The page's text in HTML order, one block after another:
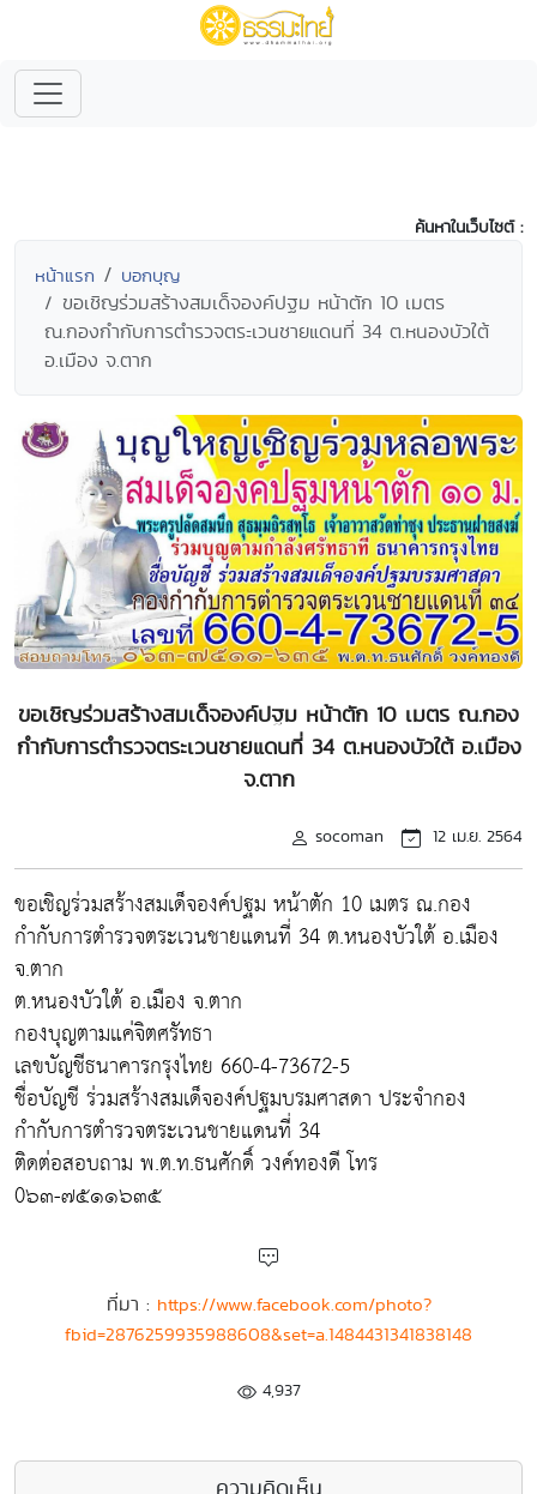
ค้นหาในเว็บไซต์ :
หน้าแรก บอกบุญ
ขอเชิญร่วมสร้างสมเด็จองค์ปฐม หน้าตัก 10 เมตร
ณ.กองกำกับการตำรวจตระเวนชายแดนที่ 34 ต.หนองบัวใต้
อ.เมือง จ.ตาก
ขอเชิญร่วมสร้างสมเด็จองค์ปฐม หน้าตัก 10 เมตร ณ.กอง
กำกับการตำรวจตระเวนชายแดนที่ 34 ต.หนองบัวใต้ อ.เมือง
จ.ตาก
socoman 12 เม.ย. 2564
ขอเชิญร่วมสร้างสมเด็จองค์ปฐม หน้าตัก 10 เมตร ณ.กอง
กำกับการตำรวจตระเวนชายแดนที่ 34 ต.หนองบัวใต้ อ.เมือง
จ.ตาก
ต.หนองบัวใต้ อ.เมือง จ.ตาก
กองบุญตามแค่จิตศรัทธา
เลขบัญชีธนาคารกรุงไทย 660-4-73672-5
ชื่อบัญชี ร่วมสร้างสมเด็จองค์ปฐมบรมศาสดา ประจำกอง
กำกับการตำรวจตระเวนชายแดนที่ 34
ติดต่อสอบถาม พ.ต.ท.ธนศักดิ์ วงค์ทองดี โทร
0๖๓-๗๕๑๑๖๓๕
ที่มา : https://www.facebook.com/photo?
fbid=2876259935988608&set=a.1484431341838148
4,937
ความคิดเห็น